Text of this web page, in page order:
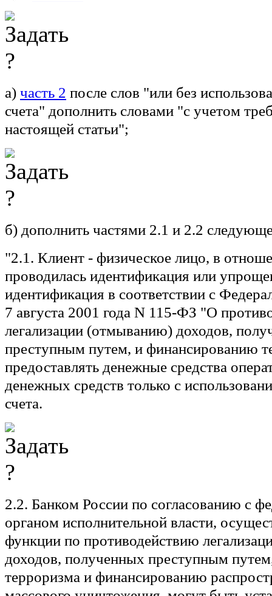
а) часть 2 после слов "или без
счета" дополнить словами "с учетом
настоящей статьи";
б) дополнить частями 2.1 и 2.2
"2.1. Клиент - физическое лицо, в
проводилась идентификация или
идентификация в соответствии с
7 августа 2001 года N 115-ФЗ "О
легализации (отмыванию) доходов,
преступным путем, и финансированию
предоставлять денежные средства
денежных средств только с
счета.
2.2. Банком России по согласованию с
органом исполнительной власти,
функции по противодействию
доходов, полученных преступным
терроризма и финансированию